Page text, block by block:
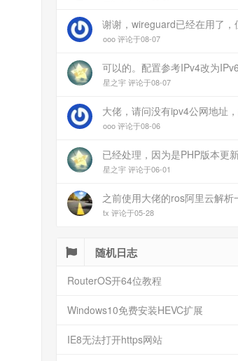
ooo 评论于08-07
星之宇 评论于08-07
ooo 评论于08-06
星之宇 评论于06-01
tx 评论于05-28
随机日志
RouterOS开64位教程
Windows10免费安装HEVC扩展
IE8无法打开https网站